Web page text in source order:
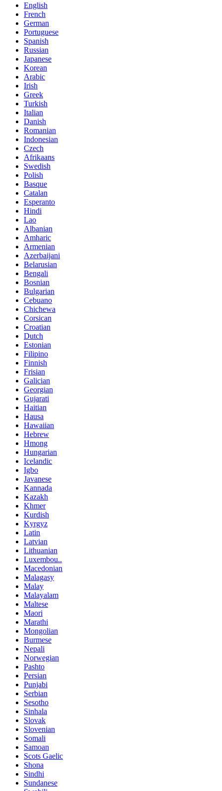
English
French
German
Portuguese
Spanish
Russian
Japanese
Korean
Arabic
Irish
Greek
Turkish
Italian
Danish
Romanian
Indonesian
Czech
Afrikaans
Swedish
Polish
Basque
Catalan
Esperanto
Hindi
Lao
Albanian
Amharic
Armenian
Azerbaijani
Belarusian
Bengali
Bosnian
Bulgarian
Cebuano
Chichewa
Corsican
Croatian
Dutch
Estonian
Filipino
Finnish
Frisian
Galician
Georgian
Gujarati
Haitian
Hausa
Hawaiian
Hebrew
Hmong
Hungarian
Icelandic
Igbo
Javanese
Kannada
Kazakh
Khmer
Kurdish
Kyrgyz
Latin
Latvian
Lithuanian
Luxembou..
Macedonian
Malagasy
Malay
Malayalam
Maltese
Maori
Marathi
Mongolian
Burmese
Nepali
Norwegian
Pashto
Persian
Punjabi
Serbian
Sesotho
Sinhala
Slovak
Slovenian
Somali
Samoan
Scots Gaelic
Shona
Sindhi
Sundanese